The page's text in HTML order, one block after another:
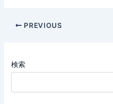
Post
PREVIOUS
検索